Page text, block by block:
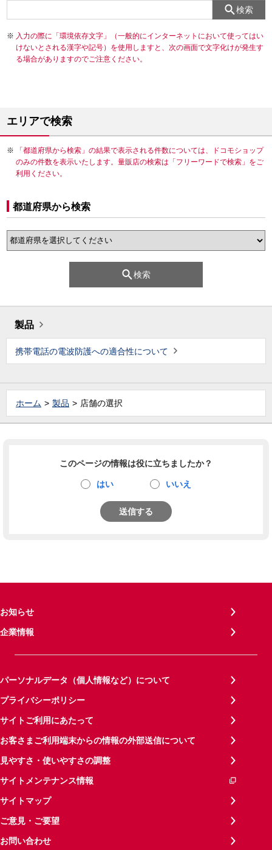
検索
入力の際に「環境依存文字」（一般的にインターネットにおいて使ってはい
けないとされる漢字や記号）を使用しますと、次の画面で文字化けが発生す
る場合がありますのでご注意ください。
エリアで検索
「都道府県から検索」の結果で表示される件数については、ドコモショップ
のみの件数を表示いたします。量販店の検索は「フリーワードで検索」をご
利用ください。
都道府県から検索
検索
製品
携帯電話の電波防護への適合性について
ホーム 製品 店舗の選択
このページの情報は役に立ちましたか？
はい いいえ
送信する
お知らせ
企業情報
パーソナルデータ（個人情報など）について
プライバシーポリシー
サイトご利用にあたって
お客さまご利用端末からの情報の外部送信について
見やすさ・使いやすさの調整
サイトメンテナンス情報
サイトマップ
ご意見・ご要望
お問い合わせ